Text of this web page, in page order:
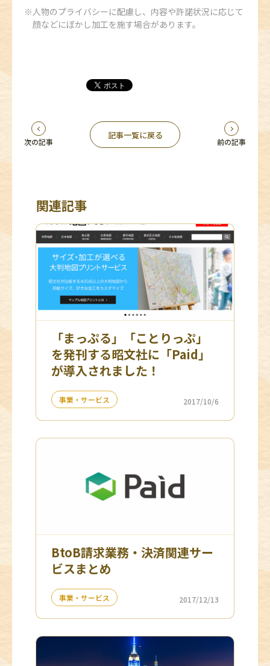
人物のプライバシーに配慮し、内容や許諾状況に応じて
顔などにぼかし加工を施す場合があります。
次の記事
記事一覧に戻る
前の記事
関連記事
「まっぷる」「ことりっぷ」
を発刊する昭文社に「Paid」
が導入されました！
事業・サービス 2017/10/6
BtoB請求業務・決済関連サー
ビスまとめ
事業・サービス 2017/12/13